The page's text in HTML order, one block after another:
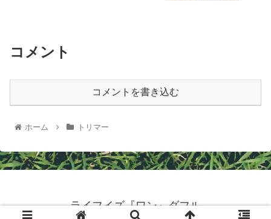
コメント
コメントを書き込む
ホーム トリマー
ライフイズ『ワン』ダフル